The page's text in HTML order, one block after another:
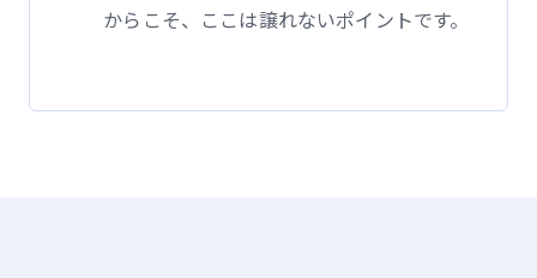
からこそ、ここは譲れないポイントです。